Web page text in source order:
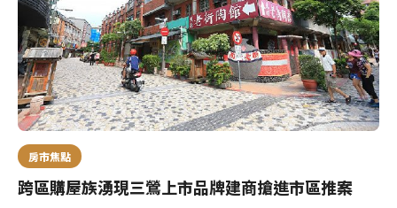
房市焦點
跨區購屋族湧現三鶯上市品牌建商搶進市區推案